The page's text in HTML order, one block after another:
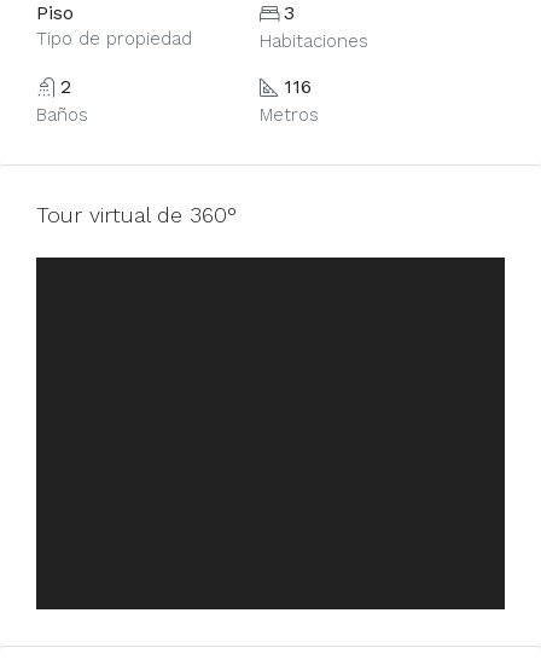
Piso
Tipo de propiedad
3
Habitaciones
2
Baños
116
Metros
Tour virtual de 360​​°